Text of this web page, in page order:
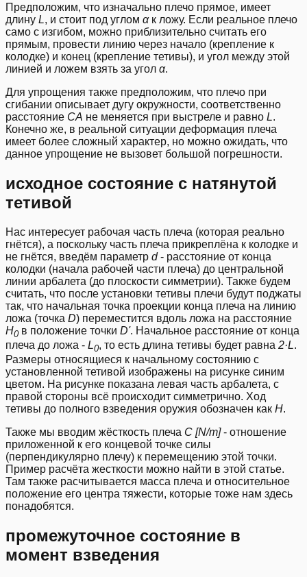
Предположим, что изначально плечо прямое, имеет
длину L, и стоит под углом αк ложу. Если реальное плечо
само с изгибом, можно приблизительно считать его
прямым, провести линию через начало (крепление к
колодке) и конец (крепление тетивы), и угол между этой
линией и ложем взять за угол α.
Для упрощения также предположим, что плечо при
сгибании описывает дугу окружности, соответственно
расстояние CA не меняется при выстреле и равно L.
Конечно же, в реальной ситуации деформация плеча
имеет более сложный характер, но можно ожидать, что
данное упрощение не вызовет большой погрешности.
исходное состояние с натянутой
тетивой
Нас интересует рабочая часть плеча (которая реально
гнётся), а поскольку часть плеча прикреплёна к колодке и
не гнётся, введём параметр d- расстояние от конца
колодки (начала рабочей части плеча) до центральной
линии арбалета (до плоскости симметрии). Также будем
считать, что после установки тетивы плечи будут поджаты
так, что начальная точка проекции конца плеча на линию
ложа (точка D) переместится вдоль ложа на расстояние
H0 в положение точки D'. Начальное расстояние от конца
плеча до ложа - L0, то есть длина тетивы будет равна 2·L.
Размеры относящиеся к начальному состоянию с
установленной тетивой изображены на рисунке синим
цветом. На рисунке показана левая часть арбалета, с
правой стороны всё происходит симметрично. Ход
тетивы до полного взведения оружия обозначен как H.
Также мы вводим жёсткость плеча C [N/m]- отношение
приложенной к его концевой точке силы
(перпендикулярно плечу) к перемещению этой точки.
Пример расчёта жесткости можно найти в этой статье.
Там также расчитывается масса плеча и относительное
положение его центра тяжести, которые тоже нам здесь
понадобятся.
промежуточное состояние в
момент взведения